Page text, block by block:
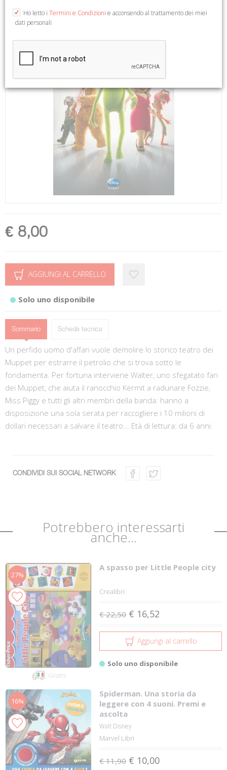
€ 8,00
AGGIUNGI AL CARRELLO
Solo uno disponibile
Sommario Scheda tecnica
Un perfido uomo d'affari vuole demolire lo storico teatro dei
Muppet per estrarre il petrolio che si trova sotto le
fondamenta. Per fortuna interviene Walter, uno sfegatato fan
dei Muppet, che aiuta il ranocchio Kermit a radunare Fozzie,
Miss Piggy e tutti gli altri membri della banda: hanno a
disposizione una sola serata per raccogliere i 10 milioni di
dollari necessari a salvare il teatro... Età di lettura: da 6 anni.
CONDIVIDI SUI SOCIAL NETWORK
Potrebbero interessarti
anche...
27%
Gratis
A spasso per Little People city
Crealibri
€ 22,50 € 16,52
Aggiungi al carrello
Solo uno disponibile
16%
Spiderman. Una storia da
leggere con 4 suoni. Premi e
ascolta
Walt Disney
Marvel Libri
€ 11,90 € 10,00
Ho letto i Termini e Condizioni e acconsendo al trattamento dei miei
dati personali